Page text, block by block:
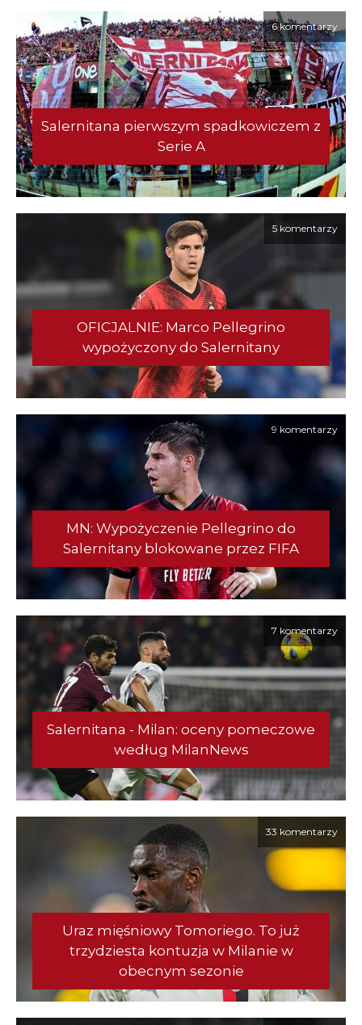
6 komentarzy
Salernitana pierwszym spadkowiczem z
Serie A
5 komentarzy
OFICJALNIE: Marco Pellegrino
wypożyczony do Salernitany
9 komentarzy
MN: Wypożyczenie Pellegrino do
Salernitany blokowane przez FIFA
7 komentarzy
Salernitana - Milan: oceny pomeczowe
według MilanNews
33 komentarzy
Uraz mięśniowy Tomoriego. To już
trzydziesta kontuzja w Milanie w
obecnym sezonie